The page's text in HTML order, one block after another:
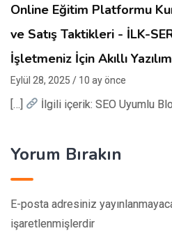
Online Eğitim Platformu
ve Satış Taktikleri - İLK-
İşletmeniz İçin Akıllı
Eylül 28, 2025 / 10 ay önce
[…] İlgili içerik: SEO Uyumlu
Yorum Bırakın
E-posta adresiniz
işaretlenmişlerdir